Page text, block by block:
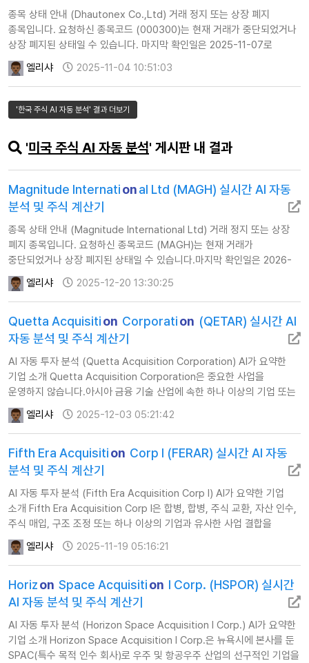
종목 상태 안내 (Dhautonex Co.,Ltd) 거래 정지 또는 상장 폐지
종목입니다. 요청하신 종목코드 (000300)는 현재 거래가 중단되었거나
상장 폐지된 상태일 수 있습니다. 마지막 확인일은 2025-11-07로
확인됩니다. 이에 따라 해당 종목에 대한 AI 자동 투자 분석을 제공하지
않습니다.
엘리샤 2025-11-04 10:51:03
'한국 주식 AI 자동 분석' 결과 더보기
'미국 주식 AI 자동 분석' 게시판 내 결과
Magnitude International Ltd (MAGH) 실시간 AI 자동
분석 및 주식 계산기
종목 상태 안내 (Magnitude International Ltd) 거래 정지 또는 상장
폐지 종목입니다. 요청하신 종목코드 (MAGH)는 현재 거래가
중단되었거나 상장 폐지된 상태일 수 있습니다.마지막 확인일은 2026-
03-19로 확인됩니다.이에 따라 해당 종목에 대한 AI 자동 투자 분석을
제공하지 않습니다.
엘리샤 2025-12-20 13:30:25
Quetta Acquisition Corporation (QETAR) 실시간 AI
자동 분석 및 주식 계산기
AI 자동 투자 분석 (Quetta Acquisition Corporation) AI가 요약한
기업 소개 Quetta Acquisition Corporation은 중요한 사업을
운영하지 않습니다.아시아 금융 기술 산업에 속한 하나 이상의 기업 또는
단체와 합병, 주식 교환, 자산 인수, 주식 매입, 자본 확충,…
엘리샤 2025-12-03 05:21:42
Fifth Era Acquisition Corp I (FERAR) 실시간 AI 자동
분석 및 주식 계산기
AI 자동 투자 분석 (Fifth Era Acquisition Corp I) AI가 요약한 기업
소개 Fifth Era Acquisition Corp I은 합병, 합병, 주식 교환, 자산 인수,
주식 매입, 구조 조정 또는 하나 이상의 기업과 유사한 사업 결합을
시작하는 데 중점을 둡니다.이 회사는 2024년에…
엘리샤 2025-11-19 05:16:21
Horizon Space Acquisition I Corp. (HSPOR) 실시간
AI 자동 분석 및 주식 계산기
AI 자동 투자 분석 (Horizon Space Acquisition I Corp.) AI가 요약한
기업 소개 Horizon Space Acquisition I Corp.은 뉴욕시에 본사를 둔
SPAC(특수 목적 인수 회사)로 우주 및 항공우주 산업의 선구적인 기업을